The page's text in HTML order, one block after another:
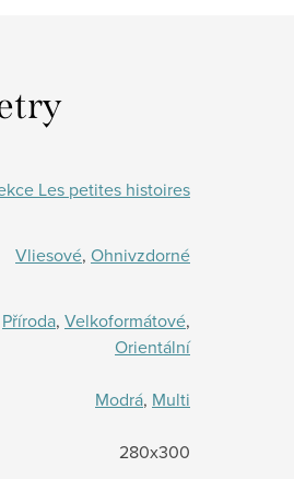
Les petites histoires
Vliesové, Ohnivzdorné
Příroda, Velkoformátové,
Orientální
Modrá, Multi
280x300